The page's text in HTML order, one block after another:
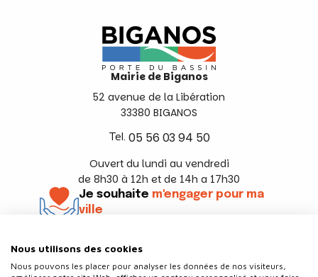
Mairie de Biganos
52 avenue de la Libération
33380 BIGANOS
Tel. 05 56 03 94 50
Ouvert du lundi au vendredi
de 8h30 à 12h et de 14h a 17h30
Je souhaite m'engager pour ma
ville
Suivez-nous
Nous utilisons des cookies
Nous pouvons les placer pour analyser les données de nos visiteurs,